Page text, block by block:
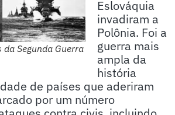
Segunda Guerra
Eslováquia
invadiram a
Polônia. Foi a
guerra mais
ampla da
história
de países que aderiram
por um número